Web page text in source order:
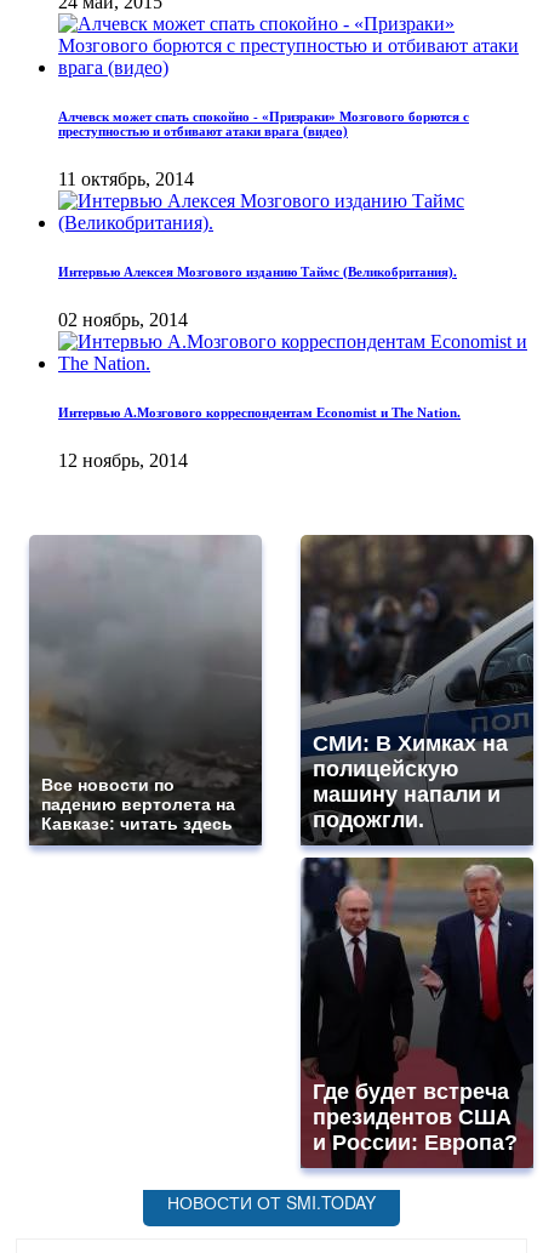
Алчевск может спать спокойно - «Призраки» Мозгового борются с
преступностью и отбивают атаки врага (видео)
11 октябрь, 2014
Интервью Алексея Мозгового изданию Таймс (Великобритания).
02 ноябрь, 2014
Интервью А.Мозгового корреспондентам Economist и The Nation.
12 ноябрь, 2014
Все новости по
падению вертолета на
Кавказе: читать здесь
СМИ: В Химках на
полицейскую
машину напали и
подожгли.
Где будет встреча
президентов США
и России: Европа?